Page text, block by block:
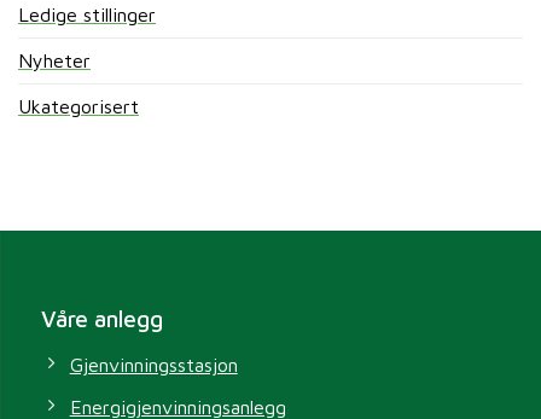
Ledige stillinger
Nyheter
Ukategorisert
Våre anlegg
Gjenvinningsstasjon
Energigjenvinningsanlegg